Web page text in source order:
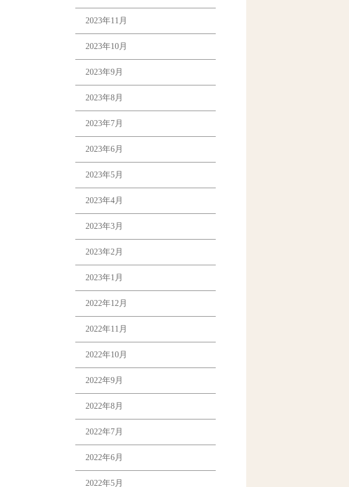
2023年11月
2023年10月
2023年9月
2023年8月
2023年7月
2023年6月
2023年5月
2023年4月
2023年3月
2023年2月
2023年1月
2022年12月
2022年11月
2022年10月
2022年9月
2022年8月
2022年7月
2022年6月
2022年5月